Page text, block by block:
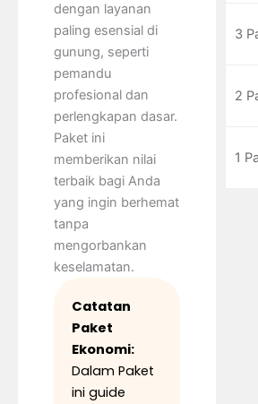
dengan layanan
paling esensial di
gunung, seperti
pemandu
profesional dan
perlengkapan dasar.
Paket ini
memberikan nilai
terbaik bagi Anda
yang ingin berhemat
tanpa
mengorbankan
keselamatan.
Catatan
Paket
Ekonomi:
Dalam Paket
ini guide
3
2
1